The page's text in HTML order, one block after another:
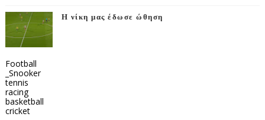
Η νίκη μας έδωσε ώθηση
Football
_Snooker
tennis
racing
basketball
cricket